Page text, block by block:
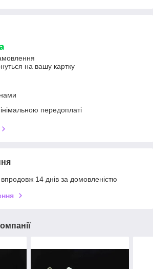
на вашу картку
передоплаті
14 днів за домовленістю